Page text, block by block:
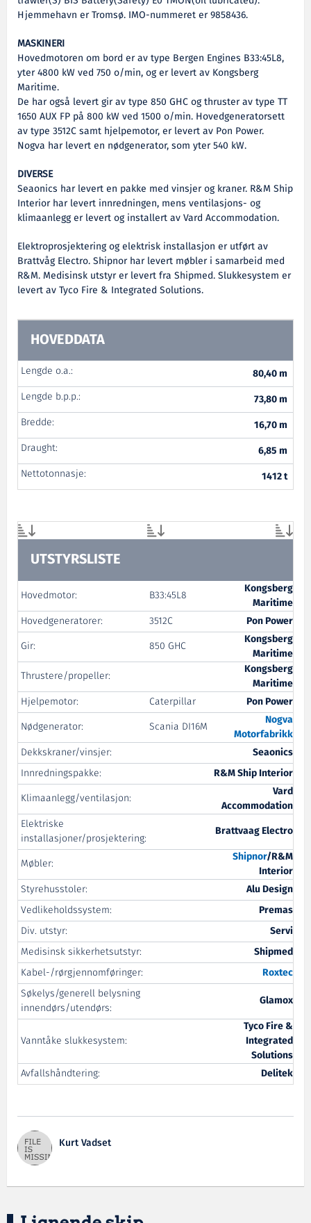
Hjemmehavn er Tromsø. IMO-nummeret er 9858436.
MASKINERI
Hovedmotoren om bord er av type Bergen Engines B33:45L8,
yter 4800 kW ved 750 o/min, og er levert av Kongsberg
Maritime.
De har også levert gir av type 850 GHC og thruster av type TT
1650 AUX FP på 800 kW ved 1500 o/min. Hovedgeneratorsett
av type 3512C samt hjelpemotor, er levert av Pon Power.
Nogva har levert en nødgenerator, som yter 540 kW.
DIVERSE
Seaonics har levert en pakke med vinsjer og kraner. R&M Ship
Interior har levert innredningen, mens ventilasjons- og
klimaanlegg er levert og installert av Vard Accommodation.
Elektroprosjektering og elektrisk installasjon er utført av
Brattvåg Electro. Shipnor har levert møbler i samarbeid med
R&M. Medisinsk utstyr er levert fra Shipmed. Slukkesystem er
levert av Tyco Fire & Integrated Solutions.
HOVEDDATA
Lengde o.a.:
80,40 m
Lengde b.p.p.:
73,80 m
Bredde:
16,70 m
Draught:
6,85 m
Nettotonnasje:
1412 t
UTSTYRSLISTE
Hovedmotor: B33:45L8
Kongsberg
Maritime
Hovedgeneratorer:
3512C
Pon Power
Gir:
850 GHC
Kongsberg
Maritime
Thrustere/propeller:
Kongsberg
Maritime
Hjelpemotor:
Caterpillar
Pon Power
Nødgenerator:
Scania DI16M
Nogva
Motorfabrikk
Dekkskraner/vinsjer:
Seaonics
Innredningspakke:
R&M Ship Interior
Klimaanlegg/ventilasjon:
Vard
Accommodation
Elektriske
installasjoner/prosjektering:
Brattvaag Electro
Møbler: Shipnor/R&M
Interior
Styrehusstoler:
Alu Design
Vedlikeholdssystem:
Premas
Div. utstyr:
Servi
Medisinsk sikkerhetsutstyr:
Shipmed
Kabel-/rørgjennomføringer:
Roxtec
Søkelys/generell belysning
innendørs/utendørs:
Glamox
Vanntåke slukkesystem:
Tyco Fire &
Integrated
Solutions
Avfallshåndtering:
Delitek
Kurt Vadset